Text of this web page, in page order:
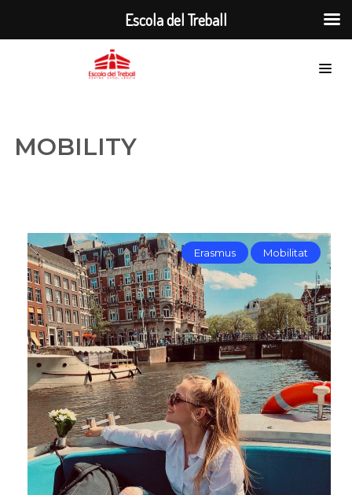
MOBILITY
Erasmus Mobilitat
Escola del Treball